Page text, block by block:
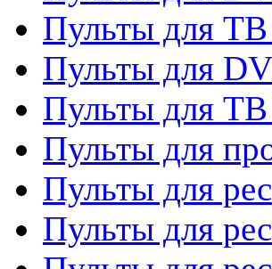
Пульты для ТВ
Пульты для
Пульты для ТВ
Пульты для
Пульты для
Пульты для